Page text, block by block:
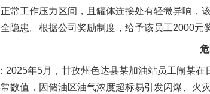
常工作压力区间，且罐体连接处有轻微异响，
隐患。根据公司奖励制度，给予该员工2000元
年5月，甘孜州色达县某加油站员工闹某在
数值，因储油区油气浓度超标易引发闪爆、火